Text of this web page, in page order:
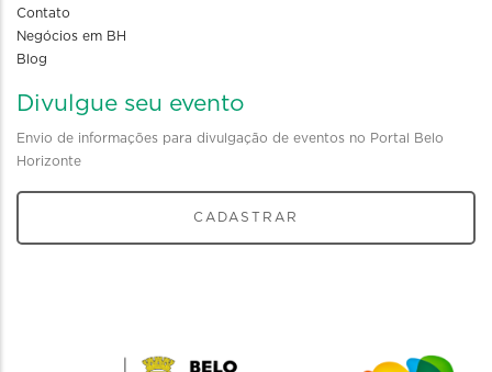
Contato
Negócios em BH
Blog
Divulgue seu evento
Envio de informações para divulgação de eventos no Portal Belo
Horizonte
CADASTRAR